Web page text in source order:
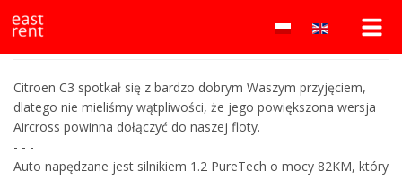
Wypożyczalnia
samochodów
Białystok
east
rent
wypożyczalnia
samochodów
Białymstoku
oferująca
Już jest nowy Citroen C3 AirCross
Citroen C3 spotkał się z bardzo dobrym Waszym przyjęciem,
dlatego nie mieliśmy wątpliwości, że jego powiększona wersja
Aircross powinna dołączyć do naszej floty.
- - -
Auto napędzane jest silnikiem 1.2 PureTech o mocy 82KM, który